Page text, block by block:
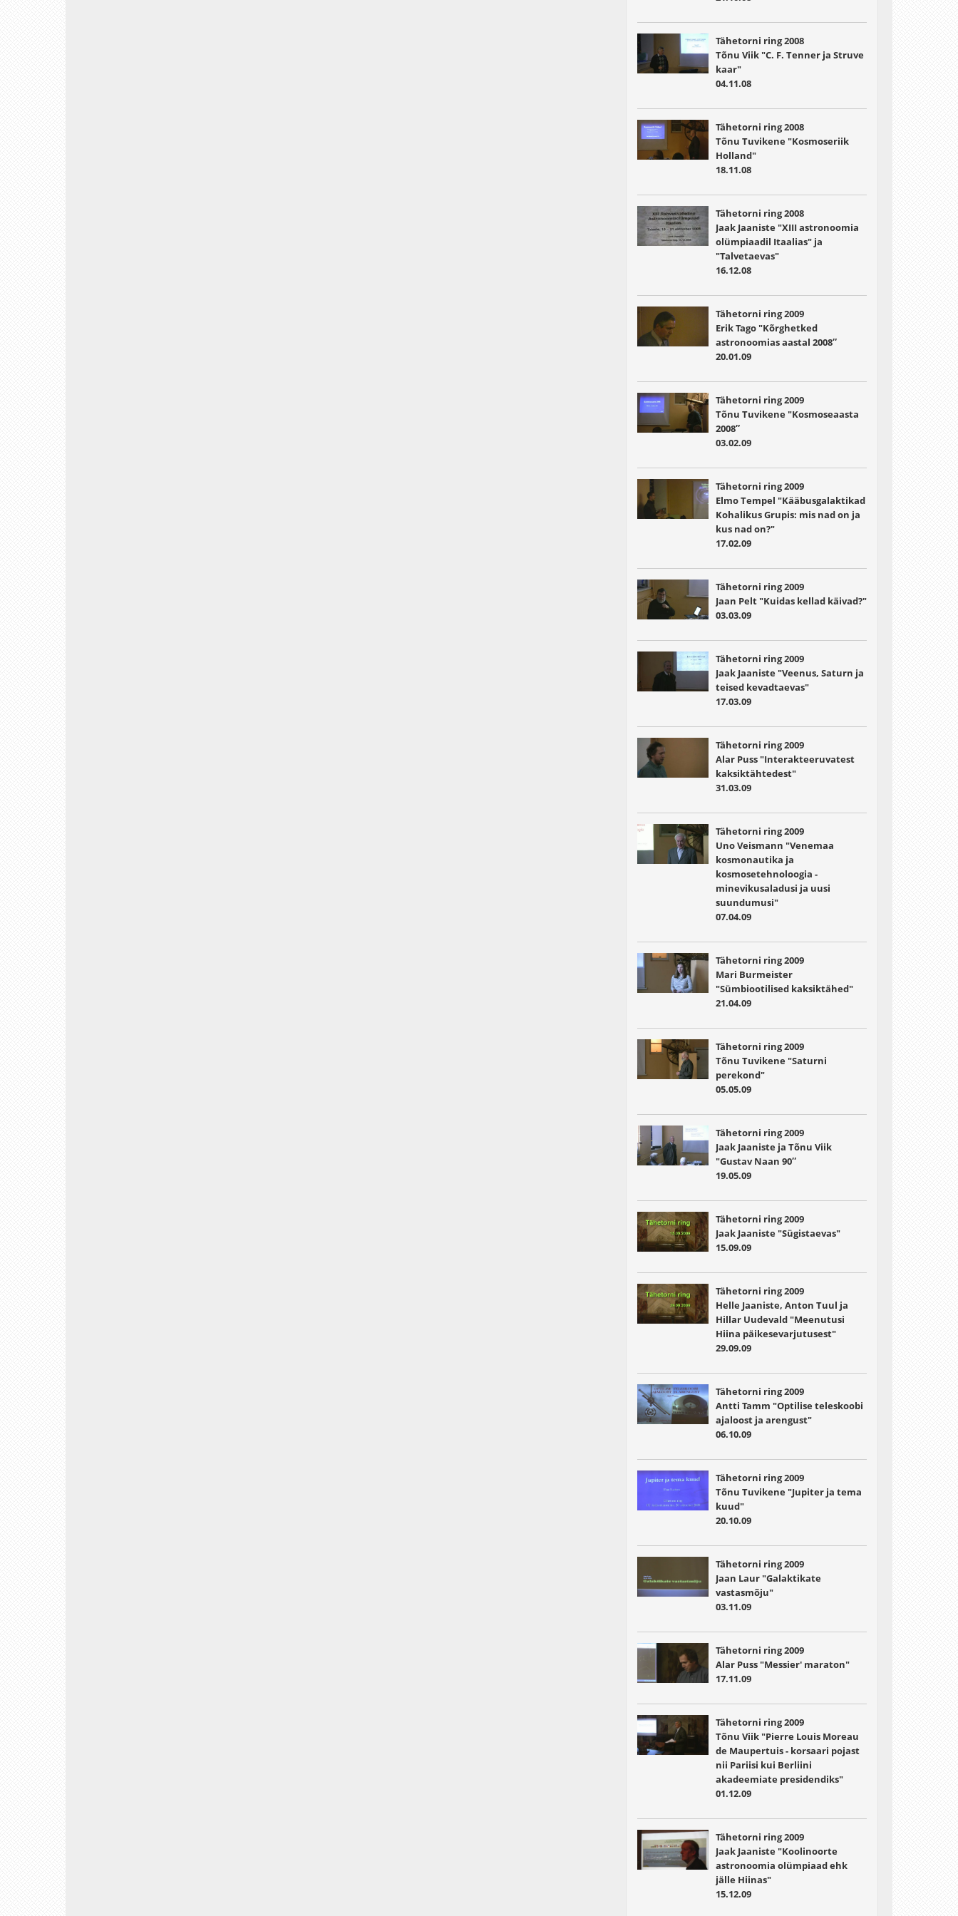
Tähetorni ring 2008
Tõnu Viik "C. F. Tenner ja Struve
kaar"
04.11.08
Tähetorni ring 2008
Tõnu Tuvikene "Kosmoseriik
Holland"
18.11.08
Tähetorni ring 2008
Jaak Jaaniste "XIII astronoomia
olümpiaadil Itaalias" ja
"Talvetaevas"
16.12.08
Tähetorni ring 2009
Erik Tago "Kõrghetked
astronoomias aastal 2008″
20.01.09
Tähetorni ring 2009
Tõnu Tuvikene "Kosmoseaasta
2008″
03.02.09
Tähetorni ring 2009
Elmo Tempel "Kääbusgalaktikad
Kohalikus Grupis: mis nad on ja
kus nad on?"
17.02.09
Tähetorni ring 2009
Jaan Pelt "Kuidas kellad käivad?"
03.03.09
Tähetorni ring 2009
Jaak Jaaniste "Veenus, Saturn ja
teised kevadtaevas"
17.03.09
Tähetorni ring 2009
Alar Puss "Interakteeruvatest
kaksiktähtedest"
31.03.09
Tähetorni ring 2009
Uno Veismann "Venemaa
kosmonautika ja
kosmosetehnoloogia -
minevikusaladusi ja uusi
suundumusi"
07.04.09
Tähetorni ring 2009
Mari Burmeister
"Sümbiootilised kaksiktähed"
21.04.09
Tähetorni ring 2009
Tõnu Tuvikene "Saturni
perekond"
05.05.09
Tähetorni ring 2009
Jaak Jaaniste ja Tõnu Viik
"Gustav Naan 90″
19.05.09
Tähetorni ring 2009
Jaak Jaaniste "Sügistaevas"
15.09.09
Tähetorni ring 2009
Helle Jaaniste, Anton Tuul ja
Hillar Uudevald "Meenutusi
Hiina päikesevarjutusest"
29.09.09
Tähetorni ring 2009
Antti Tamm "Optilise teleskoobi
ajaloost ja arengust"
06.10.09
Tähetorni ring 2009
Tõnu Tuvikene "Jupiter ja tema
kuud"
20.10.09
Tähetorni ring 2009
Jaan Laur "Galaktikate
vastasmõju"
03.11.09
Tähetorni ring 2009
Alar Puss "Messier' maraton"
17.11.09
Tähetorni ring 2009
Tõnu Viik "Pierre Louis Moreau
de Maupertuis - korsaari pojast
nii Pariisi kui Berliini
akadeemiate presidendiks"
01.12.09
Tähetorni ring 2009
Jaak Jaaniste "Koolinoorte
astronoomia olümpiaad ehk
jälle Hiinas"
15.12.09